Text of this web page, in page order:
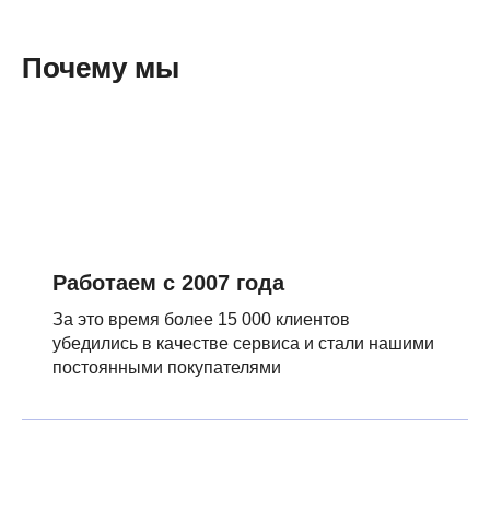
Почему мы
Работаем с 2007 года
За это время более 15 000 клиентов
убедились в качестве сервиса и стали нашими
постоянными покупателями